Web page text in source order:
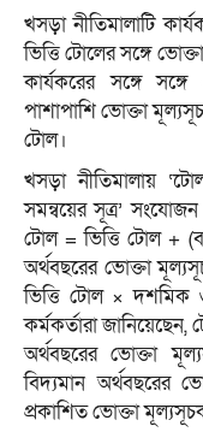
খসড়া নীতিমালাটি
ভিত্তি টোলের সঙ্গে
কার্যকরের সঙ্গে
পাশাপাশি ভোক্তা
টোল।
খসড়া নীতিমালায়
সমন্বয়ের সূত্র’
টোল = ভিত্তি টোল +
অর্থবছরের ভোক্তা
ভিত্তি টোল ×
কর্মকর্তারা জানিয়েছেন,
অর্থবছরের ভোক্তা
বিদ্যমান অর্থবছরের
প্রকাশিত ভোক্তা